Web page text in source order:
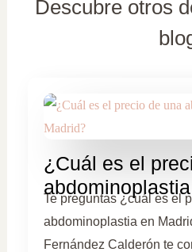
Descubre otros
¿Cuál es el
Te preguntas ¿cuál es el
abdominoplastia en
Fernández Calderón te